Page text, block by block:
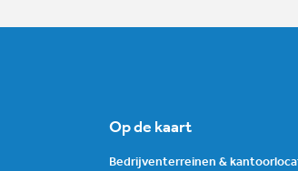
Op de kaart
Bedrijventerreinen &